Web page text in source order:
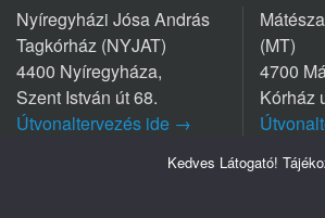
Nyíregyházi Jósa András
Tagkórház (NYJAT)
4400 Nyíregyháza,
Szent István út 68.
Útvonaltervezés ide →
(MT)
4700
Kórház
Kedves Látogató!